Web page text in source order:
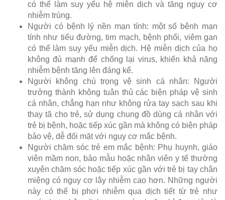
có thể làm suy yếu hệ miễn dịch và tăng nguy cơ
nhiễm trùng.
Người có bệnh lý nền mạn tính: một số bệnh mạn
tính như tiểu đường, tim mạch, bệnh phổi, viêm gan
có thể làm suy yếu miễn dịch. Hệ miễn dịch của họ
không đủ mạnh để chống lại virus, khiến khả năng
nhiễm bệnh tăng lên đáng kể.
Người không chú trọng vệ sinh cá nhân: Người
trưởng thành không tuân thủ các biện pháp vệ sinh
cá nhân, chẳng hạn như không rửa tay sạch sau khi
thay tã cho trẻ, sử dụng chung đồ dùng cá nhân với
trẻ bị bệnh, hoặc tiếp xúc gần mà không có biện pháp
bảo vệ, dễ đối mặt với nguy cơ mắc bệnh.
Người chăm sóc trẻ em mắc bệnh: Phụ huynh, giáo
viên mầm non, bảo mẫu hoặc nhân viên y tế thường
xuyên chăm sóc hoặc tiếp xúc gần với trẻ bị tay chân
miệng có nguy cơ lây nhiễm cao hơn. Những người
này có thể bị phơi nhiễm qua dịch tiết từ trẻ như